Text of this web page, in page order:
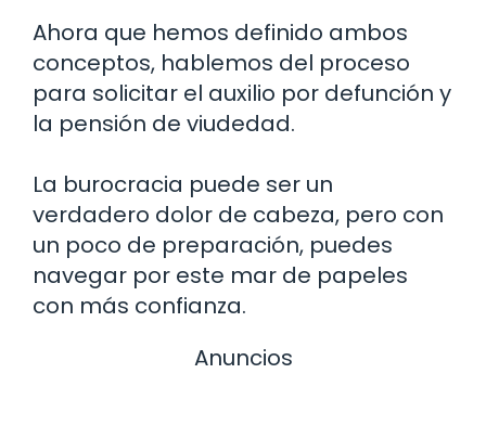
Ahora que hemos definido ambos
conceptos, hablemos del proceso
para solicitar el auxilio por defunción y
la pensión de viudedad.
La burocracia puede ser un
verdadero dolor de cabeza, pero con
un poco de preparación, puedes
navegar por este mar de papeles
con más confianza.
Anuncios